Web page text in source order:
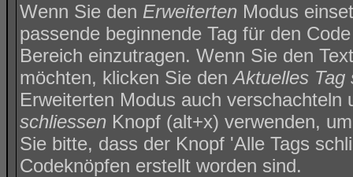
Wenn Sie den Erweiterten Modus
passende beginnende Tag für den
Bereich einzutragen. Wenn Sie den
möchten, klicken Sie denAktuelles Tag
Erweiterten Modus auch
schliessen Knopf (alt+x) verwenden,
Sie bitte, dass der Knopf 'Alle Tags
Codeknöpfen erstellt worden sind.